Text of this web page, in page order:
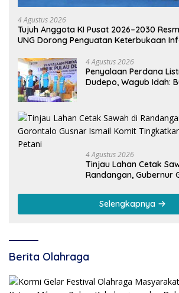
4 Agustus 2026
Tujuh Anggota KI Pusat 2026–2030
UNG Dorong Penguatan Keterbukaan
4 Agustus 2026
Penyalaan Perdana
Dudepo, Wagub Idah:
4 Agustus 2026
Tinjau Lahan Cetak
Randangan, Gubernur
Petani
Selengkapnya
Berita Olahraga